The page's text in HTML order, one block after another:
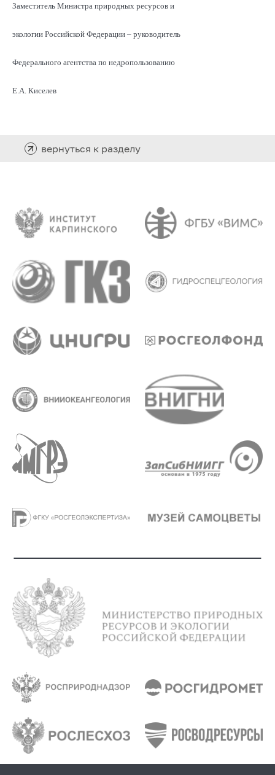
Заместитель Министра природных ресурсов и
экологии Российской Федерации – руководитель
Федерального агентства по недропользованию
Е.А. Киселев
вернуться к разделу